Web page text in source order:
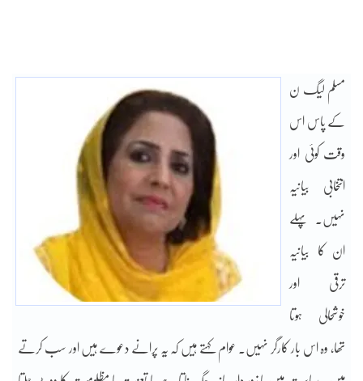
مسلم لیگ ن
کے پاس اس
وقت کوئی اور
انتخابی بیانیہ
نہیں۔ پہلے
ان کا بیانیہ
ترقی اور
خوشحالی ہوتا
تھا، وہ اس بار کارگر نہیں۔ عوام کہتے ہیں کہ یہ پرانے دعوے ہیں اور سب کرتے